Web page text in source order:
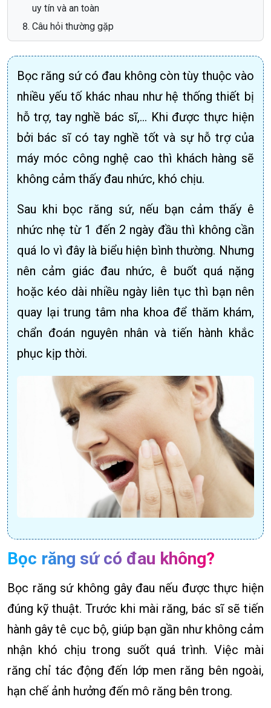
uy tín và an toàn
Câu hỏi thường gặp
Bọc răng sứ có đau không còn tùy thuộc vào
nhiều yếu tố khác nhau như hệ thống thiết bị
hỗ trợ, tay nghề bác sĩ,… Khi được thực hiện
bởi bác sĩ có tay nghề tốt và sự hỗ trợ của
máy móc công nghệ cao thì khách hàng sẽ
không cảm thấy đau nhức, khó chịu.
Sau khi bọc răng sứ, nếu bạn cảm thấy ê
nhức nhẹ từ 1 đến 2 ngày đầu thì không cần
quá lo vì đây là biểu hiện bình thường. Nhưng
nên cảm giác đau nhức, ê buốt quá nặng
hoặc kéo dài nhiều ngày liên tục thì bạn nên
quay lại trung tâm nha khoa để thăm khám,
chẩn đoán nguyên nhân và tiến hành khắc
phục kịp thời.
Bọc răng sứ có đau không?
Bọc răng sứ không gây đau nếu được thực hiện
đúng kỹ thuật. Trước khi mài răng, bác sĩ sẽ tiến
hành gây tê cục bộ, giúp bạn gần như không cảm
nhận khó chịu trong suốt quá trình. Việc mài
răng chỉ tác động đến lớp men răng bên ngoài,
hạn chế ảnh hưởng đến mô răng bên trong.